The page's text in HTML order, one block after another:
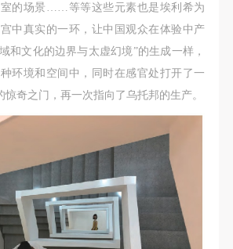
的场景……等等这些元素也是埃利希为
中真实的一环，让中国观众在体验中产
和文化的边界与太虚幻境”的生成一样，
环境和空间中，同时在感官处打开了一
惊奇之门，再一次指向了乌托邦的生产。